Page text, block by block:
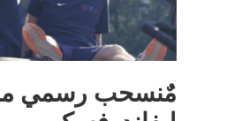
مٌنسحب رسمي